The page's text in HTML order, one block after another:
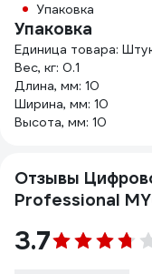
Упаковка
Упаковка
Единица товара:
Вес, кг: 0.1
Длина, мм: 10
Ширина, мм: 10
Высота, мм: 10
Отзывы
Professional
3.7